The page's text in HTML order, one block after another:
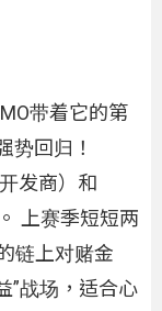
带着它的第
势回归！
发商）和
上赛季短短两
链上对赌金
”战场，适合心